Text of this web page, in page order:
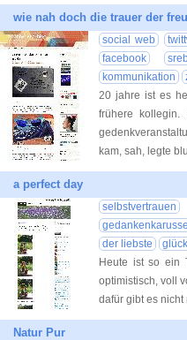
wie nah doch die trauer der
social web
facebook
kommunikation
20 jahre ist es
frühere
kam, sah, legte
a perfect day
selbstvertrauen
gedankenkarussell
der liebste
glück
Heute ist so ein
optimistisch, voll
dafür gibt es
Natur Pur